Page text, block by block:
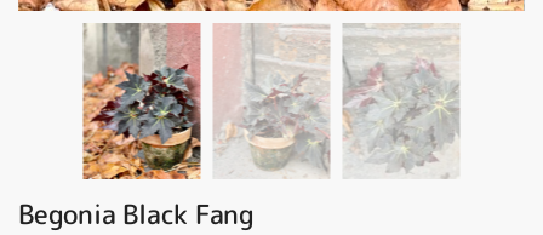
Begonia Black Fang